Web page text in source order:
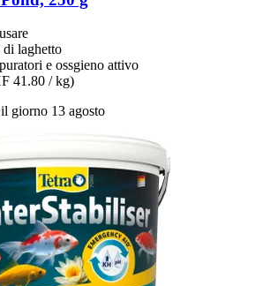
di laghetto
e ossgieno attivo
41.80 / kg)
giorno 13 agosto